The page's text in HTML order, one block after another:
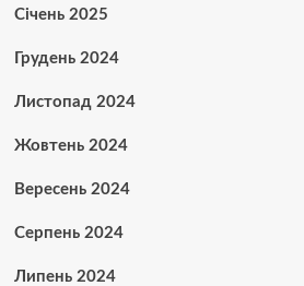
Січень 2025
Грудень 2024
Листопад 2024
Жовтень 2024
Вересень 2024
Серпень 2024
Липень 2024